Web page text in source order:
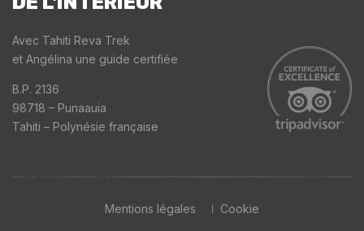
Avec Tahiti Reva Trek
et Angélina une guide certifiée
B.P. 2136
98718 – Punaauia
Tahiti – Polynésie française
Mentions légales Cookie